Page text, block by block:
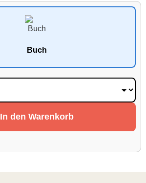
Buch
In den Warenkorb